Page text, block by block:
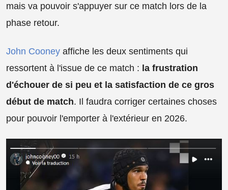
mais va pouvoir s'appuyer sur ce match lors de la
phase retour.
John Cooney affiche les deux sentiments qui
ressortent à l'issue de ce match : la frustration
d'échouer de si peu et la satisfaction de ce gros
début de match. Il faudra corriger certaines choses
pour pouvoir l'emporter à l'extérieur en 2026.